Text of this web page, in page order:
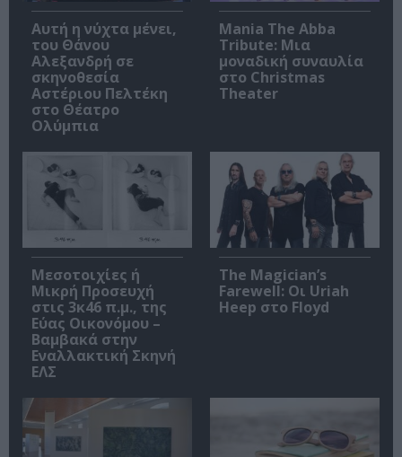
Αυτή η νύχτα μένει,
του Θάνου
Αλεξανδρή σε
σκηνοθεσία
Αστέριου Πελτέκη
στο Θέατρο
Ολύμπια
Mania The Abba
Tribute: Μια
μοναδική συναυλία
στο Christmas
Theater
Μεσοτοιχίες ή
Μικρή Προσευχή
στις 3κ46 π.μ., της
Εύας Οικονόμου –
Βαμβακά στην
Εναλλακτική Σκηνή
ΕΛΣ
The Magician’s
Farewell: Οι Uriah
Heep στο Floyd